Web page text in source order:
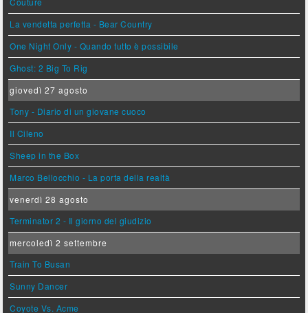
La vendetta perfetta - Bear Country
One Night Only - Quando tutto è possibile
Ghost: 2 Big To Rig
giovedì 27 agosto
Tony - Diario di un giovane cuoco
Il Cileno
Sheep in the Box
Marco Bellocchio - La porta della realtà
venerdì 28 agosto
Terminator 2 - Il giorno del giudizio
mercoledì 2 settembre
Train To Busan
Sunny Dancer
Coyote Vs. Acme